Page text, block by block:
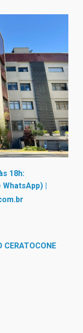
18h:
WhatsApp) |
CERATOCONE